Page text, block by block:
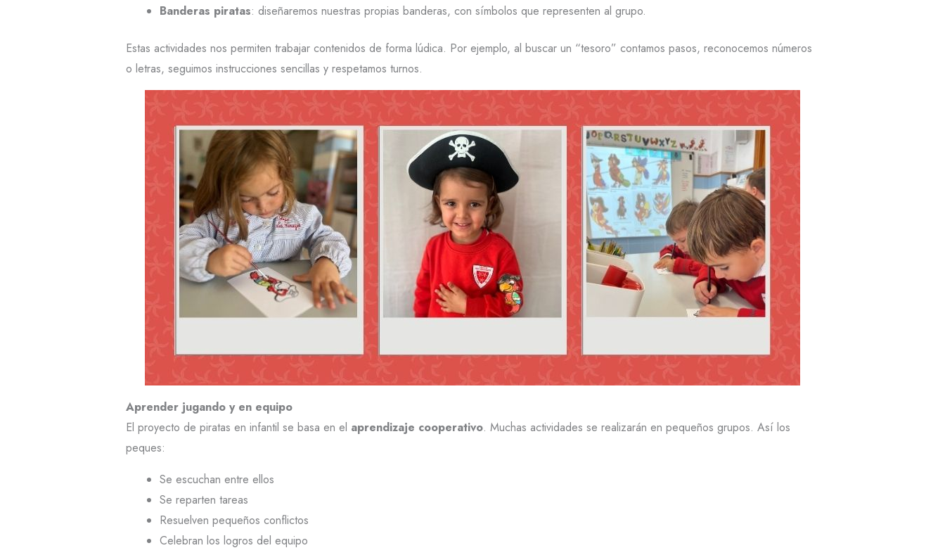
Banderas piratas: diseñaremos nuestras propias banderas, con símbolos que representen al grupo.
Estas actividades nos permiten trabajar contenidos de forma lúdica. Por ejemplo, al buscar un “tesoro” contamos pasos, reconocemos números
o letras, seguimos instrucciones sencillas y respetamos turnos.
Aprender jugando y en equipo
El proyecto de piratas en infantil se basa en el aprendizaje cooperativo. Muchas actividades se realizarán en pequeños grupos. Así los
peques:
Se escuchan entre ellos
Se reparten tareas
Resuelven pequeños conflictos
Celebran los logros del equipo